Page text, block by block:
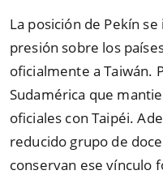
La posición de Pekín
presión sobre los
oficialmente a Taiwán.
Sudamérica que
oficiales con Taipéi.
reducido grupo de
conservan ese vínculo